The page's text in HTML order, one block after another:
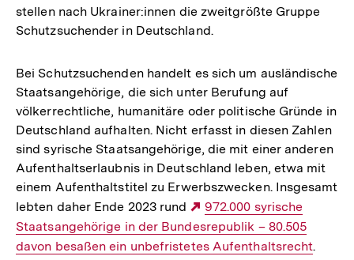
stellen nach Ukrainer:innen die zweitgrößte Gruppe
Schutzsuchender in Deutschland.
Bei Schutzsuchenden handelt es sich um ausländische
Staatsangehörige, die sich unter Berufung auf
völkerrechtliche, humanitäre oder politische Gründe in
Deutschland aufhalten. Nicht erfasst in diesen Zahlen
sind syrische Staatsangehörige, die mit einer anderen
Aufenthaltserlaubnis in Deutschland leben, etwa mit
einem Aufenthaltstitel zu Erwerbszwecken. Insgesamt
lebten daher Ende 2023 rund
Externer
Link:
972.000 syrische
Staatsangehörige in der Bundesrepublik – 80.505
davon besaßen ein unbefristetes Aufenthaltsrecht.